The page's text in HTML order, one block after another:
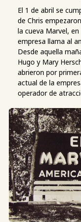
El 1 de abril se
de Chris
la cueva Marvel,
empresa llama al
Desde aquella
Hugo y Mary
abrieron por
actual de la
operador de